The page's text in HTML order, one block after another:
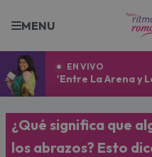
MENU
EN VIVO
¿Qué significa que
los abrazos? Esto